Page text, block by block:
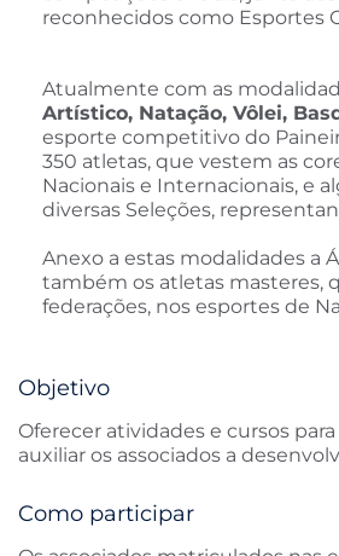
reconhecidos como Esportes
Atualmente com as
Artístico, Natação, Vôlei,
esporte competitivo do
350 atletas, que vestem as
Nacionais e Internacionais, e
diversas Seleções,
Anexo a estas modalidades a
também os atletas masteres,
federações, nos esportes de
Objetivo
Oferecer atividades e cursos
auxiliar os associados a
Como participar